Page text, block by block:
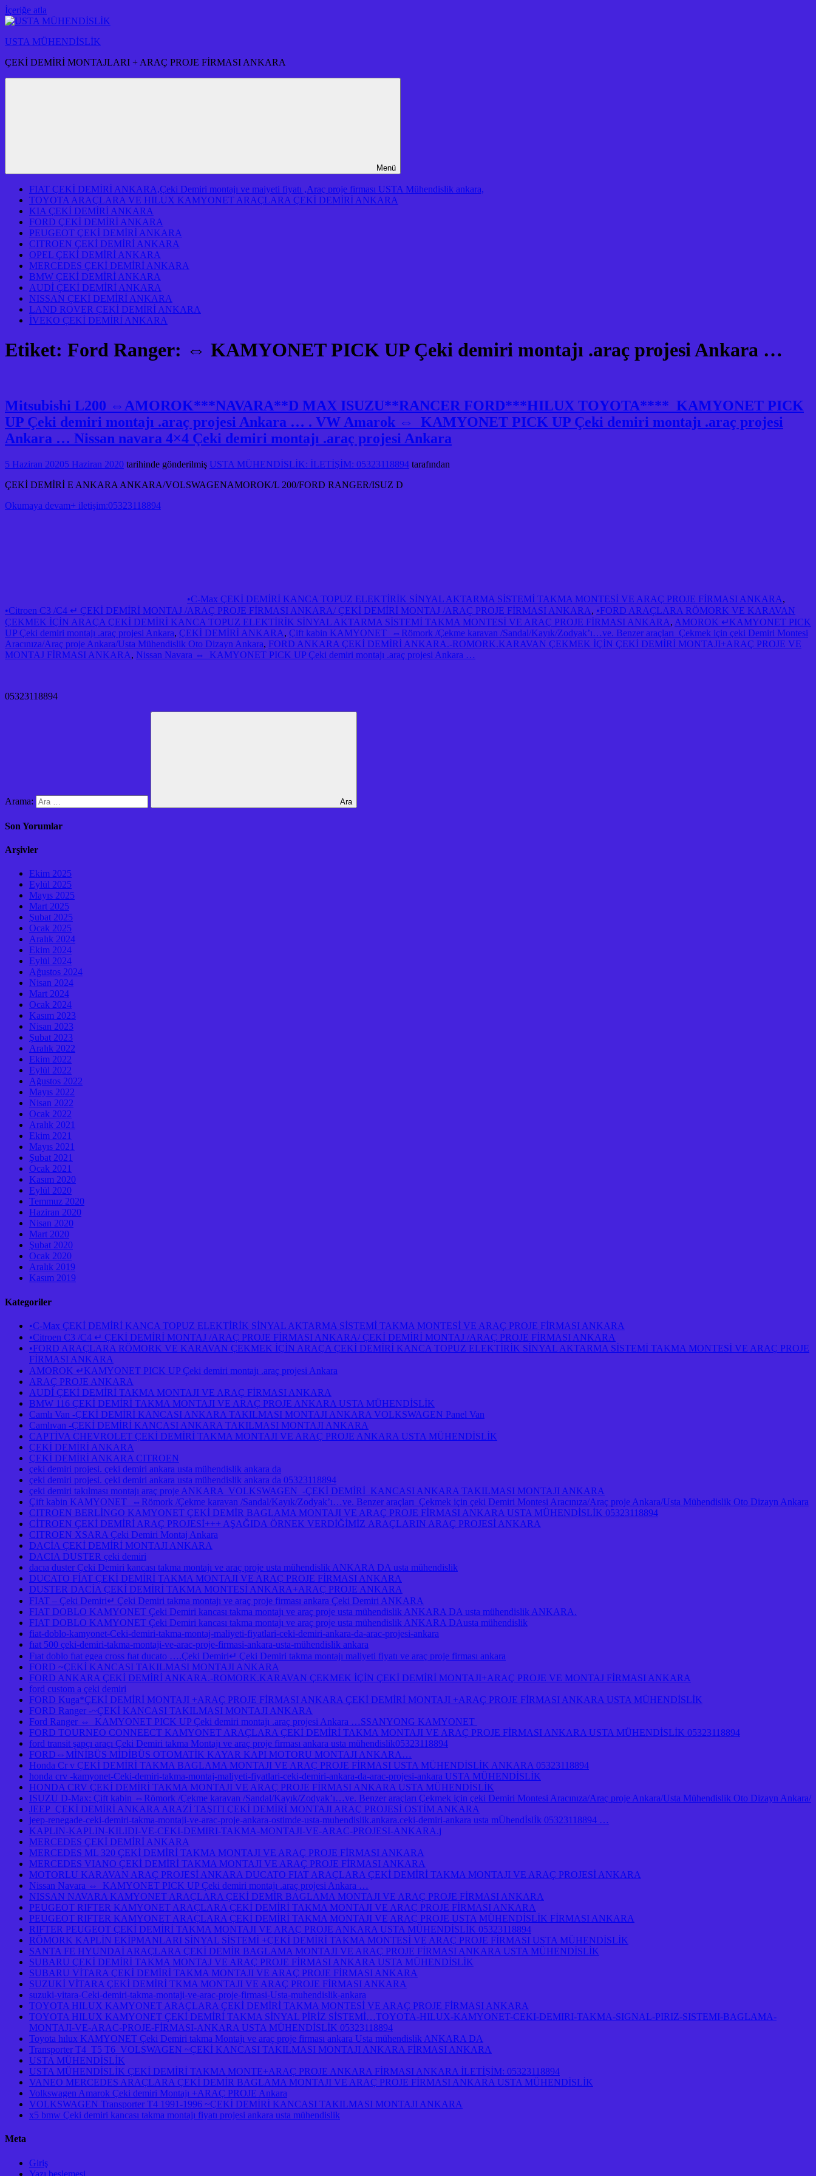
İçeriğe atla
USTA MÜHENDİSLİK
ÇEKİ DEMİRİ MONTAJLARI + ARAÇ PROJE FİRMASI ANKARA
Menü
FIAT ÇEKİ DEMİRİ ANKARA,Çeki Demiri montajı ve maiyeti fiyatı ,Araç proje firması USTA Mühendislik ankara,
TOYOTA ARAÇLARA VE HILUX KAMYONET ARAÇLARA ÇEKİ DEMİRİ ANKARA
KIA ÇEKİ DEMİRİ ANKARA
FORD ÇEKİ DEMİRİ ANKARA
PEUGEOT ÇEKİ DEMİRİ ANKARA
CITROEN ÇEKİ DEMİRİ ANKARA
OPEL ÇEKİ DEMİRİ ANKARA
MERCEDES ÇEKİ DEMİRİ ANKARA
BMW ÇEKİ DEMİRİ ANKARA
AUDİ ÇEKİ DEMİRİ ANKARA
NISSAN ÇEKİ DEMİRİ ANKARA
LAND ROVER ÇEKİ DEMİRİ ANKARA
İVEKO ÇEKİ DEMİRİ ANKARA
Etiket: Ford Ranger: ⇔ KAMYONET PICK UP Çeki demiri montajı .araç projesi Ankara …
Mitsubishi L200 ⇔AMOROK***NAVARA**D MAX ISUZU**RANCER FORD***HILUX TOYOTA**** KAMYONET PICK
UP Çeki demiri montajı .araç projesi Ankara … . VW Amarok ⇔ KAMYONET PICK UP Çeki demiri montajı .araç projesi
Ankara … Nissan navara 4×4 Çeki demiri montajı .araç projesi Ankara
5 Haziran 20205 Haziran 2020 tarihinde gönderilmiş USTA MÜHENDİSLİK: İLETİŞİM: 05323118894 tarafından
ÇEKİ DEMİRİ E ANKARA ANKARA/VOLSWAGENAMOROK/L 200/FORD RANGER/ISUZ D
Okumaya devam+ iletişim:05323118894
•C-Max ÇEKİ DEMİRİ KANCA TOPUZ ELEKTİRİK SİNYAL AKTARMA SİSTEMİ TAKMA MONTESİ VE ARAÇ PROJE FİRMASI ANKARA,
•Citroen C3 /C4 ↵ ÇEKİ DEMİRİ MONTAJ /ARAÇ PROJE FİRMASI ANKARA/ ÇEKİ DEMİRİ MONTAJ /ARAÇ PROJE FİRMASI ANKARA, •FORD ARAÇLARA RÖMORK VE KARAVAN
ÇEKMEK İÇİN ARAÇA ÇEKİ DEMİRİ KANCA TOPUZ ELEKTİRİK SİNYAL AKTARMA SİSTEMİ TAKMA MONTESİ VE ARAÇ PROJE FİRMASI ANKARA, AMOROK ↵KAMYONET PICK
UP Çeki demiri montajı .araç projesi Ankara, ÇEKİ DEMİRİ ANKARA, Çift kabin KAMYONET ⇔Römork /Çekme karavan /Sandal/Kayık/Zodyak’ı…ve. Benzer araçları Çekmek için çeki Demiri Montesi
Aracınıza/Araç proje Ankara/Usta Mühendislik Oto Dizayn Ankara, FORD ANKARA ÇEKİ DEMİRİ ANKARA.-ROMORK.KARAVAN ÇEKMEK İÇİN ÇEKİ DEMİRİ MONTAJI+ARAÇ PROJE VE
MONTAJ FİRMASI ANKARA, Nissan Navara ⇔ KAMYONET PICK UP Çeki demiri montajı .araç projesi Ankara …
05323118894
Arama: Ara
Son Yorumlar
Arşivler
Ekim 2025
Eylül 2025
Mayıs 2025
Mart 2025
Şubat 2025
Ocak 2025
Aralık 2024
Ekim 2024
Eylül 2024
Ağustos 2024
Nisan 2024
Mart 2024
Ocak 2024
Kasım 2023
Nisan 2023
Şubat 2023
Aralık 2022
Ekim 2022
Eylül 2022
Ağustos 2022
Mayıs 2022
Nisan 2022
Ocak 2022
Aralık 2021
Ekim 2021
Mayıs 2021
Şubat 2021
Ocak 2021
Kasım 2020
Eylül 2020
Temmuz 2020
Haziran 2020
Nisan 2020
Mart 2020
Şubat 2020
Ocak 2020
Aralık 2019
Kasım 2019
Kategoriler
•C-Max ÇEKİ DEMİRİ KANCA TOPUZ ELEKTİRİK SİNYAL AKTARMA SİSTEMİ TAKMA MONTESİ VE ARAÇ PROJE FİRMASI ANKARA
•Citroen C3 /C4 ↵ ÇEKİ DEMİRİ MONTAJ /ARAÇ PROJE FİRMASI ANKARA/ ÇEKİ DEMİRİ MONTAJ /ARAÇ PROJE FİRMASI ANKARA
•FORD ARAÇLARA RÖMORK VE KARAVAN ÇEKMEK İÇİN ARAÇA ÇEKİ DEMİRİ KANCA TOPUZ ELEKTİRİK SİNYAL AKTARMA SİSTEMİ TAKMA MONTESİ VE ARAÇ PROJE
FİRMASI ANKARA
AMOROK ↵KAMYONET PICK UP Çeki demiri montajı .araç projesi Ankara
ARAÇ PROJE ANKARA
AUDİ ÇEKİ DEMİRİ TAKMA MONTAJI VE ARAÇ FİRMASI ANKARA
BMW 116 ÇEKİ DEMİRİ TAKMA MONTAJI VE ARAÇ PROJE ANKARA USTA MÜHENDİSLİK
Camlı Van -ÇEKİ DEMİRİ KANCASI ANKARA TAKILMASI MONTAJI ANKARA VOLKSWAGEN Panel Van
Camlıvan -ÇEKİ DEMİRİ KANCASI ANKARA TAKILMASI MONTAJI ANKARA
CAPTİVA CHEVROLET ÇEKİ DEMİRİ TAKMA MONTAJI VE ARAÇ PROJE ANKARA USTA MÜHENDİSLİK
ÇEKİ DEMİRİ ANKARA
ÇEKİ DEMİRİ ANKARA CITROEN
çeki demiri projesi. çeki demiri ankara usta mühendislik ankara da
çeki demiri projesi. çeki demiri ankara usta mühendislik ankara da 05323118894
çeki demiri takılması montajı araç proje ANKARA VOLKSWAGEN -ÇEKİ DEMİRİ KANCASI ANKARA TAKILMASI MONTAJI ANKARA
Çift kabin KAMYONET ⇔Römork /Çekme karavan /Sandal/Kayık/Zodyak’ı…ve. Benzer araçları Çekmek için çeki Demiri Montesi Aracınıza/Araç proje Ankara/Usta Mühendislik Oto Dizayn Ankara
CITROEN BERLİNGO KAMYONET ÇEKİ DEMİR BAGLAMA MONTAJI VE ARAÇ PROJE FİRMASI ANKARA USTA MÜHENDİSLİK 05323118894
CİTROEN ÇEKİ DEMİRİ ARAÇ PROJESİ+++ AŞAĞIDA ÖRNEK VERDİĞİMİZ ARAÇLARIN ARAÇ PROJESİ ANKARA
CITROEN XSARA Çeki Demiri Montaj Ankara
DACİA ÇEKİ DEMİRİ MONTAJI ANKARA
DACIA DUSTER çeki demiri
dacıa duster Çeki Demiri kancası takma montajı ve araç proje usta mühendislik ANKARA DA usta mühendislik
DUCATO FİAT ÇEKİ DEMİRİ TAKMA MONTAJI VE ARAÇ PROJE FİRMASI ANKARA
DUSTER DACİA ÇEKİ DEMİRİ TAKMA MONTESİ ANKARA+ARAÇ PROJE ANKARA
FIAT – Çeki Demiri↵ Çeki Demiri takma montajı ve araç proje firması ankara Çeki Demiri ANKARA
FIAT DOBLO KAMYONET Çeki Demiri kancası takma montajı ve araç proje usta mühendislik ANKARA DA usta mühendislik ANKARA.
FIAT DOBLO KAMYONET Çeki Demiri kancası takma montajı ve araç proje usta mühendislik ANKARA DAusta mühendislik
fiat-doblo-kamyonet-Ceki-demiri-takma-montaj-maliyeti-fiyatlari-ceki-demiri-ankara-da-arac-projesi-ankara
fıat 500 çeki-demiri-takma-montaji-ve-arac-proje-firmasi-ankara-usta-mühendislik ankara
Fıat doblo fıat egea cross fıat ducato ….Çeki Demiri↵ Çeki Demiri takma montajı maliyeti fiyatı ve araç proje firması ankara
FORD ~ÇEKİ KANCASI TAKILMASI MONTAJI ANKARA
FORD ANKARA ÇEKİ DEMİRİ ANKARA.-ROMORK.KARAVAN ÇEKMEK İÇİN ÇEKİ DEMİRİ MONTAJI+ARAÇ PROJE VE MONTAJ FİRMASI ANKARA
ford custom a çeki demiri
FORD Kuga*ÇEKİ DEMİRİ MONTAJI +ARAÇ PROJE FİRMASI ANKARA ÇEKİ DEMİRİ MONTAJI +ARAÇ PROJE FİRMASI ANKARA USTA MÜHENDİSLİK
FORD Ranger -~ÇEKİ KANCASI TAKILMASI MONTAJI ANKARA
Ford Ranger ⇔ KAMYONET PICK UP Çeki demiri montajı .araç projesi Ankara …SSANYONG KAMYONET
FORD TOURNEO CONNEECT KAMYONET ARAÇLARA ÇEKİ DEMİRİ TAKMA MONTAJI VE ARAÇ PROJE FİRMASI ANKARA USTA MÜHENDİSLİK 05323118894
ford transit şapçı araçı Çeki Demiri takma Montajı ve araç proje firması ankara usta mühendislik05323118894
FORD⇔MİNİBÜS MİDİBÜS OTOMATİK KAYAR KAPI MOTORU MONTAJI ANKARA…
Honda Cr v ÇEKİ DEMİRİ TAKMA BAGLAMA MONTAJI VE ARAÇ PROJE FİRMASI USTA MÜHENDİSLİK ANKARA 05323118894
honda crv -kamyonet-Ceki-demiri-takma-montaj-maliyeti-fiyatlari-ceki-demiri-ankara-da-arac-projesi-ankara USTA MÜHENDİSLİK
HONDA CRV ÇEKİ DEMİRİ TAKMA MONTAJI VE ARAÇ PROJE FİRMASI ANKARA USTA MÜHENDİSLİK
ISUZU D-Max: Çift kabin ⇔Römork /Çekme karavan /Sandal/Kayık/Zodyak’ı…ve. Benzer araçları Çekmek için çeki Demiri Montesi Aracınıza/Araç proje Ankara/Usta Mühendislik Oto Dizayn Ankara/
JEEP ÇEKİ DEMİRİ ANKARA ARAZİ TAŞITI ÇEKİ DEMİRİ MONTAJI ARAÇ PROJESİ OSTİM ANKARA
jeep-renegade-ceki-demiri-takma-montaji-ve-arac-proje-ankara-ostimde-usta-muhendislik.ankara.ceki-demiri-ankara usta mÜhendİslİk 05323118894 …
KAPLIN-KAPLIN-KILIDI-VE-CEKI-DEMIRI-TAKMA-MONTAJI-VE-ARAC-PROJESI-ANKARA.j
MERCEDES ÇEKİ DEMİRİ ANKARA
MERCEDES ML 320 ÇEKİ DEMİRİ TAKMA MONTAJI VE ARAÇ PROJE FİRMASI ANKARA
MERCEDES VIANO ÇEKİ DEMİRİ TAKMA MONTAJI VE ARAÇ PROJE FİRMASI ANKARA
MOTORLU KARAVAN ARAÇ PROJESİ ANKARA DUCATO FIAT ARAÇLARA ÇEKİ DEMİRİ TAKMA MONTAJI VE ARAÇ PROJESİ ANKARA
Nissan Navara ⇔ KAMYONET PICK UP Çeki demiri montajı .araç projesi Ankara …
NISSAN NAVARA KAMYONET ARAÇLARA ÇEKİ DEMİR BAGLAMA MONTAJI VE ARAÇ PROJE FİRMASI ANKARA
PEUGEOT RIFTER KAMYONET ARAÇLARA ÇEKİ DEMİRİ TAKMA MONTAJI VE ARAÇ PROJE FİRMASI ANKARA
PEUGEOT RIFTER KAMYONET ARAÇLARA ÇEKİ DEMİRİ TAKMA MONTAJI VE ARAÇ PROJE USTA MÜHENDİSLİK FİRMASI ANKARA
RIFTER PEUGEOT ÇEKİ DEMİRİ TAKMA MONTAJI VE ARAÇ PROJE ANKARA USTA MÜHENDİSLİK 05323118894
RÖMORK KAPLİN EKİPMANLARI SİNYAL SİSTEMİ +ÇEKİ DEMİRİ TAKMA MONTESİ VE ARAÇ PROJE FİRMASI USTA MÜHENDİSLİK
SANTA FE HYUNDAİ ARAÇLARA ÇEKİ DEMİR BAGLAMA MONTAJI VE ARAÇ PROJE FİRMASI ANKARA USTA MÜHENDİSLİK
SUBARU ÇEKİ DEMİRİ TAKMA MONTAJ VE ARAÇ PROJE FİRMASI ANKARA USTA MÜHENDİSLİK
SUBARU VİTARA ÇEKİ DEMİRİ TAKMA MONTAJI VE ARAÇ PROJE FİRMASI ANKARA
SUZUKİ VİTARA ÇEKİ DEMİRİ TKMA MONTAJI VE ARAÇ PROJE FİRMASI ANKARA
suzuki-vitara-Ceki-demiri-takma-montaji-ve-arac-proje-firmasi-Usta-muhendislik-ankara
TOYOTA HILUX KAMYONET ARAÇLARA ÇEKİ DEMİRİ TAKMA MONTESİ VE ARAÇ PROJE FİRMASI ANKARA
TOYOTA HILUX KAMYONET ÇEKİ DEMİRİ TAKMA SİNYAL PİRİZ SİSTEMİ…TOYOTA-HILUX-KAMYONET-CEKI-DEMIRI-TAKMA-SIGNAL-PIRIZ-SISTEMI-BAGLAMA-
MONTAJI-VE-ARAC-PROJE-FİRMASI-ANKARA USTA MÜHENDİSLİK 05323118894
Toyota hılux KAMYONET Çeki Demiri takma Montajı ve araç proje firması ankara Usta mühendislik ANKARA DA
Transporter T4 T5 T6 VOLSWAGEN ~ÇEKİ KANCASI TAKILMASI MONTAJI ANKARA FİRMASI ANKARA
USTA MÜHENDİSLİK
USTA MÜHENDİSLİK ÇEKİ DEMİRİ TAKMA MONTE+ARAÇ PROJE ANKARA FİRMASI ANKARA İLETİŞİM: 05323118894
VANEO MERCEDES ARAÇLARA ÇEKİ DEMİR BAGLAMA MONTAJI VE ARAÇ PROJE FİRMASI ANKARA USTA MÜHENDİSLİK
Volkswagen Amarok Çeki demiri Montajı +ARAÇ PROJE Ankara
VOLKSWAGEN Transporter T4 1991-1996 ~ÇEKİ DEMİRİ KANCASI TAKILMASI MONTAJI ANKARA
x5 bmw Çeki demiri kancası takma montajı fiyatı projesi ankara usta mühendislik
Meta
Giriş
Yazı beslemesi